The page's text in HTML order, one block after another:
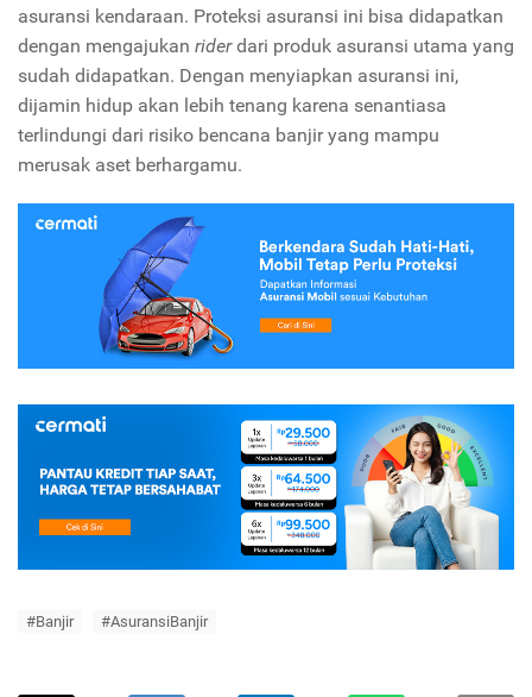
asuransi kendaraan. Proteksi asuransi ini bisa didapatkan
dengan mengajukan riderdari produk asuransi utama yang
sudah didapatkan. Dengan menyiapkan asuransi ini,
dijamin hidup akan lebih tenang karena senantiasa
terlindungi dari risiko bencana banjir yang mampu
merusak aset berhargamu.
#Banjir #AsuransiBanjir